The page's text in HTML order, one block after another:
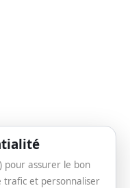
pour assurer le bon
trafic et personnaliser